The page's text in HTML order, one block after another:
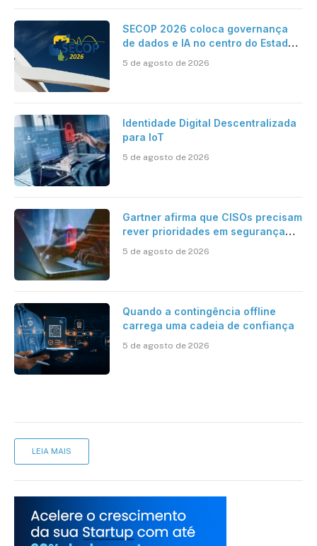
SECOP 2026 coloca governança
de dados e IA no centro do Estado
5 de agosto de 2026
Identidade Digital Descentralizada
para IoT
5 de agosto de 2026
Gartner afirma que CISOs precisam
rever prioridades em segurança
desafios impostos pela Inteligência
5 de agosto de 2026
Quando a contingência offline
carrega uma cadeia de confiança
5 de agosto de 2026
LEIA MAIS